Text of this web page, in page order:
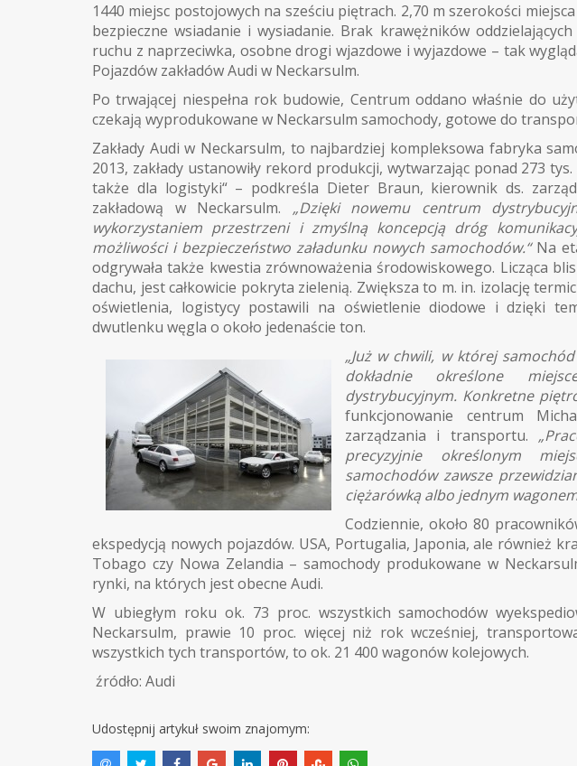
1440 miejsc postojowych na sześciu piętrach. 2,70 m szerokości
bezpieczne wsiadanie i wysiadanie. Brak krawężników
ruchu z naprzeciwka, osobne drogi wjazdowe i wyjazdowe – tak
Pojazdów zakładów Audi w Neckarsulm.
Po trwającej niespełna rok budowie, Centrum oddano właśnie do
czekają wyprodukowane w Neckarsulm samochody, gotowe do
Zakłady Audi w Neckarsulm, to najbardziej kompleksowa fabryka
2013, zakłady ustanowiły rekord produkcji, wytwarzając ponad 273
także dla logistyki“ – podkreśla Dieter Braun, kierownik ds.
zakładową w Neckarsulm. „Dzięki nowemu centrum
wykorzystaniem przestrzeni i zmyślną koncepcją dróg
możliwości i bezpieczeństwo załadunku nowych samochodów.“ Na
odgrywała także kwestia zrównoważenia środowiskowego. Licząca
dachu, jest całkowicie pokryta zielenią. Zwiększa to m. in. izolację
oświetlenia, logistycy postawili na oświetlenie diodowe i dzięki
dwutlenku węgla o około jedenaście ton.
„Już w chwili, w której
dokładnie określone
dystrybucyjnym. Konkretne
funkcjonowanie centrum
zarządzania i transportu.
precyzyjnie określonym
samochodów zawsze
ciężarówką albo jednym
Codziennie, około 80
ekspedycją nowych pojazdów. USA, Portugalia, Japonia, ale również
Tobago czy Nowa Zelandia – samochody produkowane w
rynki, na których jest obecne Audi.
W ubiegłym roku ok. 73 proc. wszystkich samochodów
Neckarsulm, prawie 10 proc. więcej niż rok wcześniej,
wszystkich tych transportów, to ok. 21 400 wagonów kolejowych.
źródło: Audi
Udostępnij artykuł swoim znajomym: